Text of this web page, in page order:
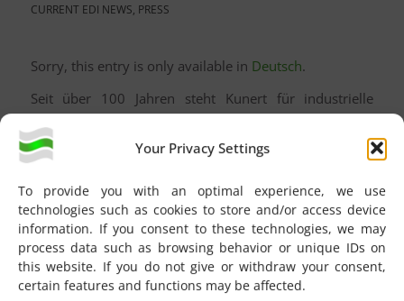
Your Privacy Settings
To provide you with an optimal experience, we use
technologies such as cookies to store and/or access device
information. If you consent to these technologies, we may
process data such as browsing behavior or unique IDs on
this website. If you do not give or withdraw your consent,
certain features and functions may be affected.
CURRENT EDI NEWS, PRESS
Sorry, this entry is only available in Deutsch.
Seit über 100 Jahren steht Kunert für industrielle
Aus einer kleinen Strickerei im Böhmischen Niederland
(heute Nordböhmen) entwickelte sich eines der
größten Strumpfunternehmen seiner Zeit.
Bis heute prägen Erfahrung, Produktionskompetenz
und internationale Präsenz das Unternehmen.